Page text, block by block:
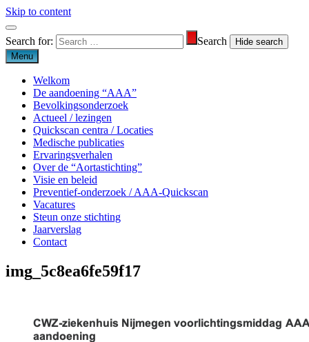
Skip to content
Search for: Search
Menu
Welkom
De aandoening “AAA”
Bevolkingsonderzoek
Actueel / lezingen
Quickscan centra / Locaties
Medische publicaties
Ervaringsverhalen
Over de “Aortastichting”
Visie en beleid
Preventief-onderzoek / AAA-Quickscan
Vacatures
Steun onze stichting
Jaarverslag
Contact
Aortastichting
img_5c8ea6fe59f17